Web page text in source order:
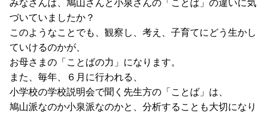
づいていましたか？
このようなことでも、観察し、考え、子育てにどう生かし
ていけるのかが、
お母さまの「ことばの力」になります。
また、毎年、６月に行われる、
小学校の学校説明会で聞く先生方の「ことば」は、
鳩山派なのか小泉派なのかと、分析することも大切になり